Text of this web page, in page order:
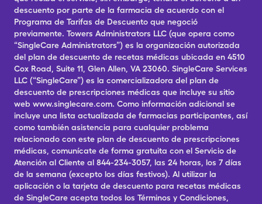
descuento por parte de la farmacia de acuerdo con el
Programa de Tarifas de Descuento que negoció
previamente. Towers Administrators LLC (que opera como
“SingleCare Administrators”) es la organización autorizada
del plan de descuento de recetas médicas ubicada en 4510
Cox Road, Suite 11, Glen Allen, VA 23060. SingleCare Services
LLC (“SingleCare”) es la comercializadora del plan de
descuento de prescripciones médicas que incluye su sitio
web www.singlecare.com. Como información adicional se
incluye una lista actualizada de farmacias participantes, así
como también asistencia para cualquier problema
relacionado con este plan de descuento de prescripciones
médicas, comunícate de forma gratuita con el Servicio de
Atención al Cliente al 844-234-3057, las 24 horas, los 7 días
de la semana (excepto los días festivos). Al utilizar la
aplicación o la tarjeta de descuento para recetas médicas
de SingleCare acepta todos los Términos y Condiciones,